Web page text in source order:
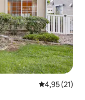
Prosječna
4,95 (21)